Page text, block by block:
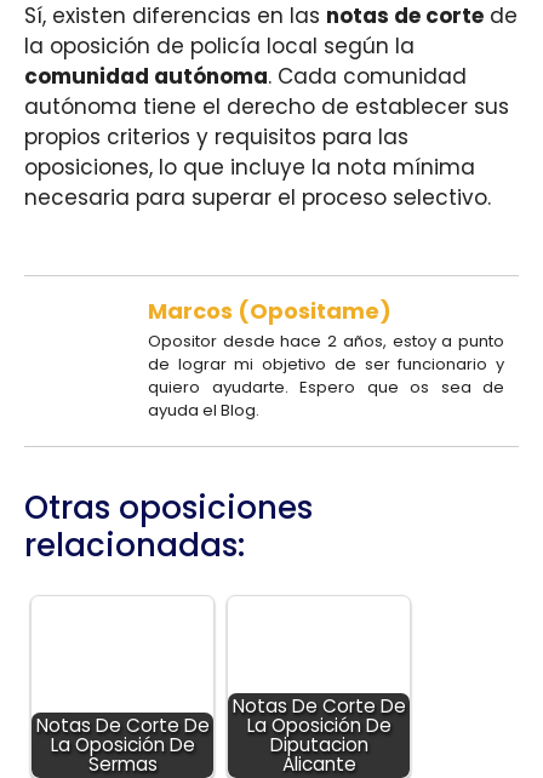
Sí, existen diferencias en las notas de corte de
la oposición de policía local según la
comunidad autónoma. Cada comunidad
autónoma tiene el derecho de establecer sus
propios criterios y requisitos para las
oposiciones, lo que incluye la nota mínima
necesaria para superar el proceso selectivo.
Marcos (Opositame)
Opositor desde hace 2 años, estoy a punto
de lograr mi objetivo de ser funcionario y
quiero ayudarte. Espero que os sea de
ayuda el Blog.
Otras oposiciones
relacionadas:
Notas De Corte De
La Oposición De
Sermas
Notas De Corte De
La Oposición De
Diputacion
Alicante